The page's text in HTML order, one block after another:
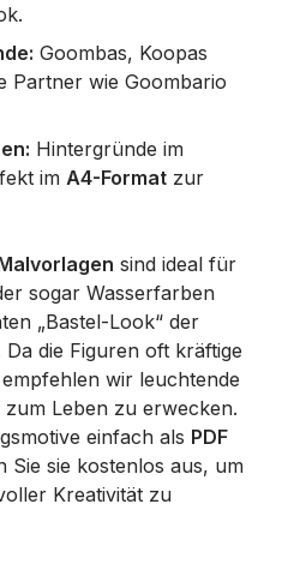
Goombas, Koopas
Partner wie Goombario
Hintergründe im
im A4-Format zur
sind ideal für
sogar Wasserfarben
„Bastel-Look“ der
die Figuren oft kräftige
wir leuchtende
Leben zu erwecken.
einfach als PDF
sie kostenlos aus, um
Kreativität zu